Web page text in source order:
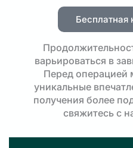
Бесплатная
варьироваться в
Перед
уникальные
получения более
свяжитесь с